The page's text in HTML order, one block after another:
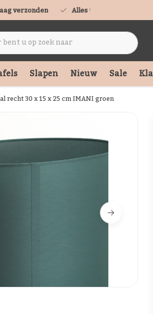
verzonden Alles uit voorraad
Slapen Nieuw Sale
recht 30 x 15 x 25 cm IMANI groen